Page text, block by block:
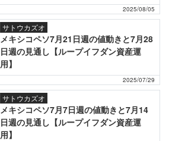
2025/08/05
サトウカズオ
メキシコペソ7月21日週の値動きと7月28
日週の見通し【ループイフダン資産運
用】
2025/07/29
サトウカズオ
メキシコペソ7月7日週の値動きと7月14
日週の見通し【ループイフダン資産運
用】